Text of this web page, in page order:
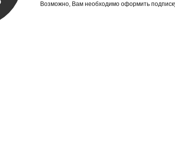
Возможно, Вам необходимо оформить